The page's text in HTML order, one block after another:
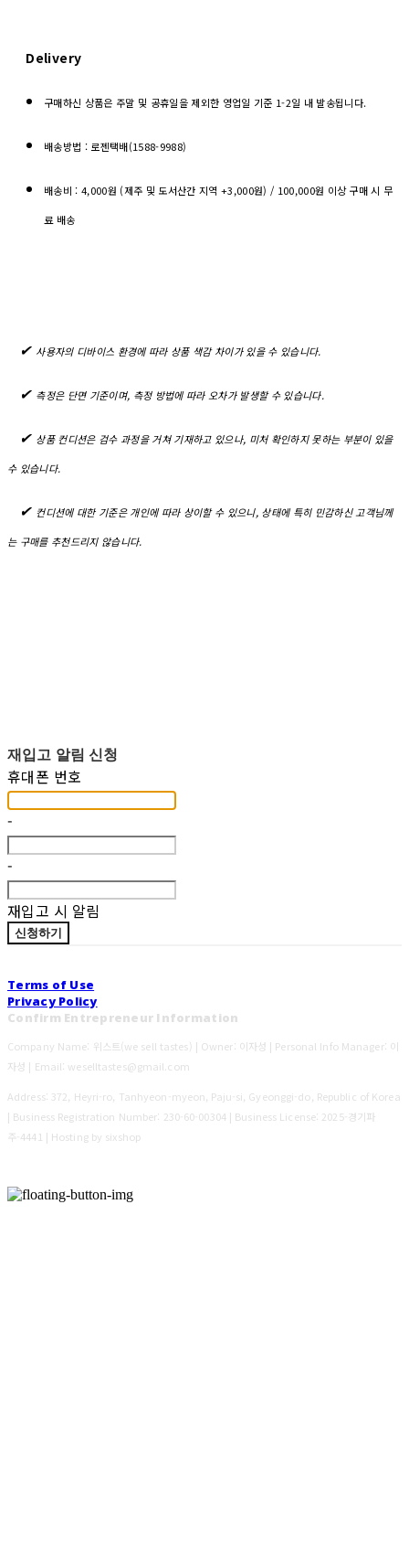
Delivery
구매하신 상품은 주말 및 공휴일을 제외한 영업일 기준 1-2일 내 발송됩니다.
배송방법 : 로젠택배(1588-9988)
배송비 : 4,000원 (제주 및 도서산간 지역 +3,000원) / 100,000원 이상 구매 시 무
료 배송
✔︎ 사용자의 디바이스 환경에 따라 상품 색감 차이가 있을 수 있습니다.
✔︎ 측정은 단면 기준이며, 측정 방법에 따라 오차가 발생할 수 있습니다.
✔︎ 상품 컨디션은 검수 과정을 거쳐 기재하고 있으나, 미처 확인하지 못하는 부분이 있을
수 있습니다.
✔︎ 컨디션에 대한 기준은 개인에 따라 상이할 수 있으니, 상태에 특히 민감하신 고객님께
는 구매를 추천드리지 않습니다.
재입고 알림 신청
휴대폰 번호
-
-
재입고 시 알림
신청하기
Terms of Use
Privacy Policy
Confirm Entrepreneur Information
Company Name: 위스트(we sell tastes) | Owner: 이자성 | Personal Info Manager: 이
자성 | Email: weselltastes@gmail.com
Address: 372, Heyri-ro, Tanhyeon-myeon, Paju-si, Gyeonggi-do, Republic of Korea
| Business Registration Number: 230-60-00304| Business License: 2025-경기파
주-4441 | Hosting by sixshop